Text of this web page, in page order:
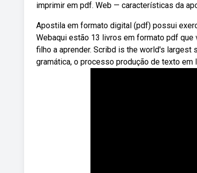
imprimir em pdf. Web — características da
Apostila em formato digital (pdf) possui
Webaqui estão 13 livros em formato pdf que
filho a aprender. Scribd is the world's
gramática, o processo produção de texto em